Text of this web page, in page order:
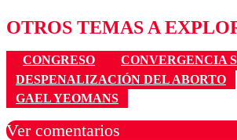
OTROS TEMAS A
CONGRESO
CONVERGENCIA
DESPENALIZACIÓN DEL ABORTO
GAEL YEOMANS
Ver comentarios